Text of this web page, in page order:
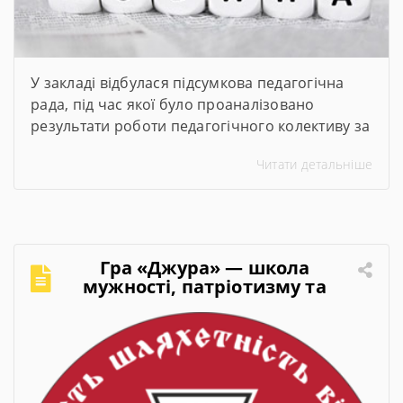
У закладі відбулася підсумкова педагогічна
рада, під час якої було проаналізовано
результати роботи педагогічного колективу за
представив підсумки навчального року,
Читати детальніше
Гра «Джура» — школа
мужності, патріотизму та
лідерства